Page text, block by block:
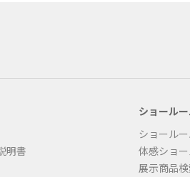
明書
ショール
ショール
体感ショ
展示商品